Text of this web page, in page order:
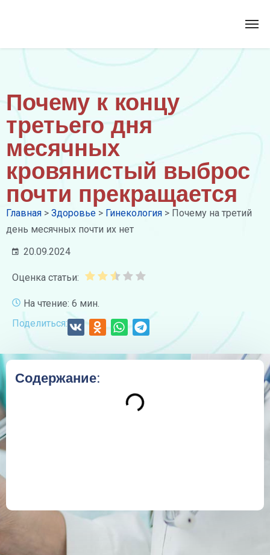
Почему к концу
третьего дня
месячных
кровянистый выброс
почти прекращается
Главная > Здоровье > Гинекология > Почему на третий
день месячных почти их нет
20.09.2024
Оценка статьи:
На чтение: 6 мин.
Поделиться:
Содержание: